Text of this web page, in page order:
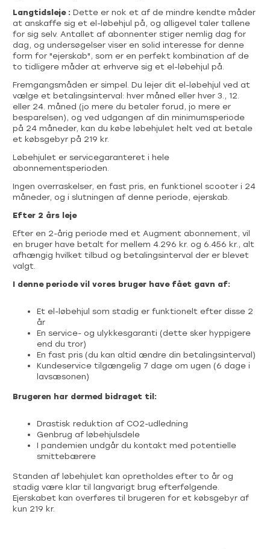
Langtidsleje : Dette er nok et af de mindre kendte måder
at anskaffe sig et el-løbehjul på, og alligevel taler tallene
for sig selv. Antallet af abonnenter stiger nemlig dag for
dag, og undersøgelser viser en solid interesse for denne
form for "ejerskab", som er en perfekt kombination af de
to tidligere måder at erhverve sig et el-løbehjul på.
Fremgangsmåden er simpel. Du lejer dit el-løbehjul ved at
vælge et betalingsinterval: hver måned eller hver 3., 12.
eller 24. måned (jo mere du betaler forud, jo mere er
besparelsen), og ved udgangen af din minimumsperiode
på 24 måneder, kan du købe løbehjulet helt ved at betale
et købsgebyr på 219 kr.
Løbehjulet er servicegaranteret i hele
abonnementsperioden.
Ingen overraskelser, en fast pris, en funktionel scooter i 24
måneder, og i slutningen af ​​denne periode, ejerskab.
Efter 2 års leje
Efter en 2-årig periode med et Augment abonnement, vil
en bruger have betalt for mellem 4.296 kr. og 6.456 kr., alt
afhængig hvilket tilbud og betalingsinterval der er blevet
valgt.
I denne periode vil vores bruger have fået gavn af:
Et el-løbehjul som stadig er funktionelt efter disse 2
år
En service- og ulykkesgaranti (dette sker hyppigere
end du tror)
En fast pris (du kan altid ændre din betalingsinterval)
Kundeservice tilgængelig 7 dage om ugen (6 dage i
lavsæsonen)
Brugeren har dermed bidraget til:
Drastisk reduktion af CO2-udledning
Genbrug af løbehjulsdele
I pandemien undgår du kontakt med potentielle
smittebærere
Standen af løbehjulet kan opretholdes efter to år og
stadig være klar til langvarigt brug efterfølgende.
Ejerskabet kan overføres til brugeren for et købsgebyr af
kun 219 kr.